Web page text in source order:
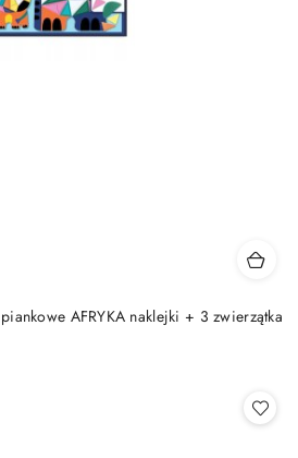
AFRYKA naklejki + 3 zwierzątka